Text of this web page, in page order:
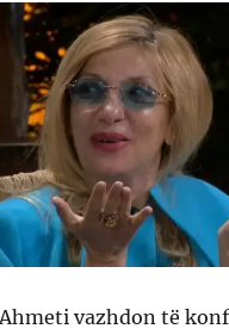
vazhdon të